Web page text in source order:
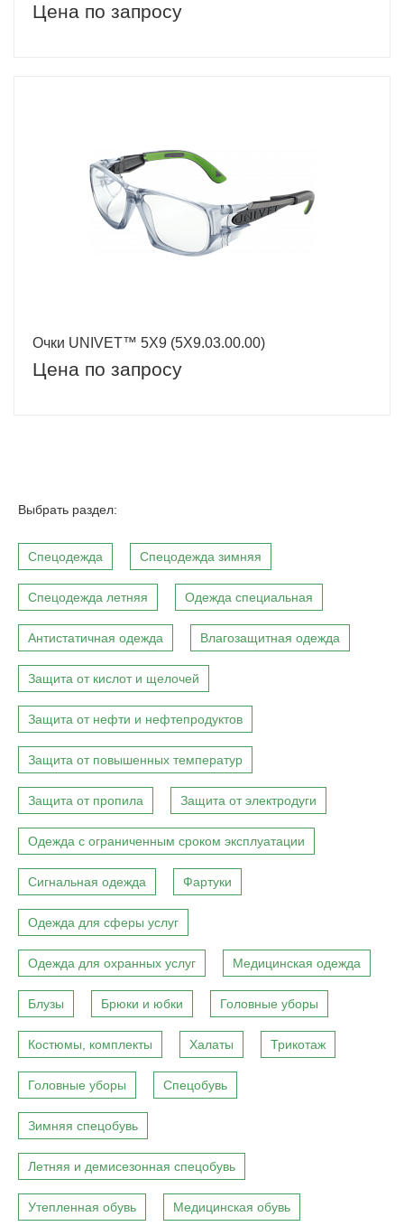
Цена по запросу
Очки UNIVET™ 5Х9 (5Х9.03.00.00)
Цена по запросу
Выбрать раздел:
Спецодежда Спецодежда зимняя
Спецодежда летняя Одежда специальная
Антистатичная одежда Влагозащитная одежда
Защита от кислот и щелочей
Защита от нефти и нефтепродуктов
Защита от повышенных температур
Защита от пропила Защита от электродуги
Одежда с ограниченным сроком эксплуатации
Сигнальная одежда Фартуки
Одежда для сферы услуг
Одежда для охранных услуг Медицинская одежда
Блузы Брюки и юбки Головные уборы
Костюмы, комплекты Халаты Трикотаж
Головные уборы Спецобувь
Зимняя спецобувь
Летняя и демисезонная спецобувь
Утепленная обувь Медицинская обувь